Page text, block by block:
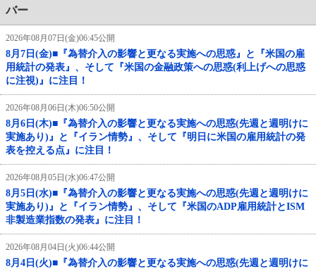
バー
2026年08月07日(金)06:45公開
8月7日(金)■『為替介入の影響と更なる実施への思惑』と『米国の雇
用統計の発表』、そして『米国の金融政策への思惑(利上げへの思惑
に注視)』に注目！
2026年08月06日(木)06:50公開
8月6日(木)■『為替介入の影響と更なる実施への思惑(先週と週明けに
実施あり)』と『イラン情勢』、そして『明日に米国の雇用統計の発
表を控える点』に注目！
2026年08月05日(水)06:47公開
8月5日(水)■『為替介入の影響と更なる実施への思惑(先週と週明けに
実施あり)』と『イラン情勢』、そして『米国のADP雇用統計とISM
非製造業指数の発表』に注目！
2026年08月04日(火)06:44公開
8月4日(火)■『為替介入の影響と更なる実施への思惑(先週と週明けに